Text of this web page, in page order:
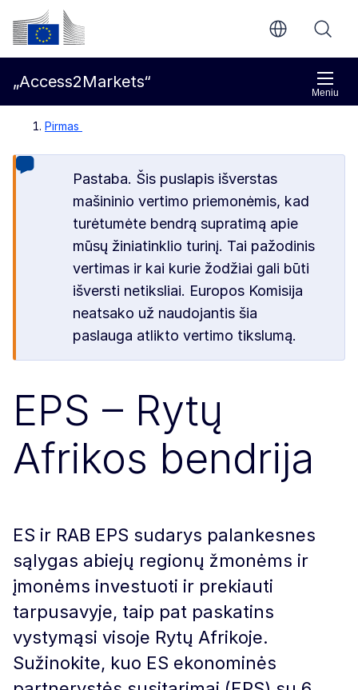
Pereiti prie pagrindinio turinio
Europos Komisija
Meniu
„Access2Markets“
Pirmas
Pastaba. Šis puslapis išverstas
mašininio vertimo priemonėmis, kad
turėtumėte bendrą supratimą apie
mūsų žiniatinklio turinį. Tai pažodinis
vertimas ir kai kurie žodžiai gali būti
išversti netiksliai. Europos Komisija
neatsako už naudojantis šia
paslauga atlikto vertimo tikslumą.
EPS – Rytų
Afrikos bendrija
ES ir RAB EPS sudarys palankesnes
sąlygas abiejų regionų žmonėms ir
įmonėms investuoti ir prekiauti
tarpusavyje, taip pat paskatins
vystymąsi visoje Rytų Afrikoje.
Sužinokite, kuo ES ekonominės